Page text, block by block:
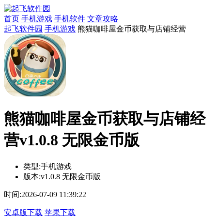
首页 手机游戏 手机软件 文章攻略
起飞软件园 手机游戏 熊猫咖啡屋金币获取与店铺经营
熊猫咖啡屋金币获取与店铺经
营v1.0.8 无限金币版
类型:手机游戏
版本:v1.0.8 无限金币版
时间:2026-07-09 11:39:22
安卓版下载 苹果下载